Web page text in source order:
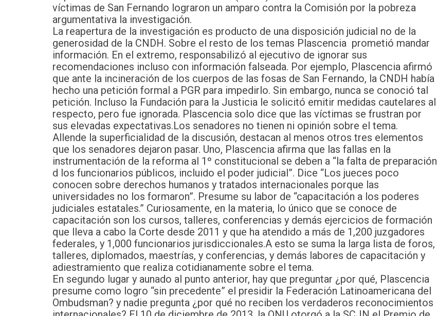
víctimas de San Fernando lograron un amparo contra la Comisión por la pobreza
argumentativa la investigación.
La reapertura de la investigación es producto de una disposición judicial no de la
generosidad de la CNDH. Sobre el resto de los temas Plascencia prometió mandar
información. En el extremo, responsabilizó al ejecutivo de ignorar sus
recomendaciones incluso con información falseada. Por ejemplo, Plascencia afirmó
que ante la incineración de los cuerpos de las fosas de San Fernando, la CNDH había
hecho una petición formal a PGR para impedirlo. Sin embargo, nunca se conoció tal
petición. Incluso la Fundación para la Justicia le solicitó emitir medidas cautelares al
respecto, pero fue ignorada. Plascencia solo dice que las víctimas se frustran por
sus elevadas expectativas.Los senadores no tienen ni opinión sobre el tema.
Allende la superficialidad de la discusión, destacan al menos otros tres elementos
que los senadores dejaron pasar. Uno, Plascencia afirma que las fallas en la
instrumentación de la reforma al 1º constitucional se deben a “la falta de preparación
d los funcionarios públicos, incluido el poder judicial”. Dice “Los jueces poco
conocen sobre derechos humanos y tratados internacionales porque las
universidades no los formaron”. Presume su labor de “capacitación a los poderes
judiciales estatales.” Curiosamente, en la materia, lo único que se conoce de
capacitación son los cursos, talleres, conferencias y demás ejercicios de formación
que lleva a cabo la Corte desde 2011 y que ha atendido a más de 1,200 juzgadores
federales, y 1,000 funcionarios jurisdiccionales.A esto se suma la larga lista de foros,
talleres, diplomados, maestrías, y conferencias, y demás labores de capacitación y
adiestramiento que realiza cotidianamente sobre el tema.
En segundo lugar y aunado al punto anterior, hay que preguntar ¿por qué, Plascencia
presume como logro “sin precedente” el presidir la Federación Latinoamericana del
Ombudsman? y nadie pregunta ¿por qué no reciben los verdaderos reconocimientos